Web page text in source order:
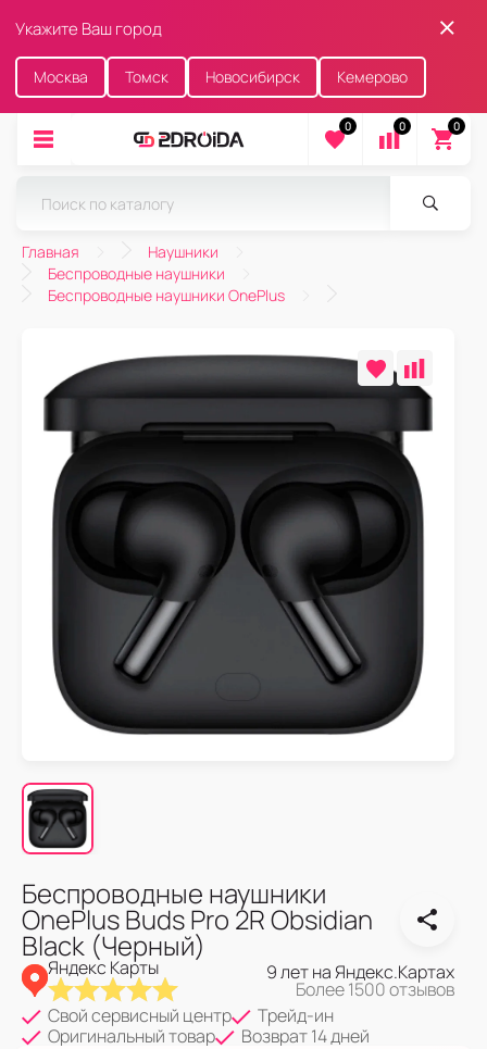
Укажите Ваш город
Москва Томск Новосибирск Кемерово
0 0 0
Главная
Наушники
Беспроводные наушники
Беспроводные наушники OnePlus
Беспроводные наушники
OnePlus Buds Pro 2R Obsidian
Black (Черный)
Яндекс Карты 9 лет на Яндекс.Картах
Более 1500 отзывов
Свой сервисный центр
Трейд-ин
Оригинальный товар
Возврат 14 дней